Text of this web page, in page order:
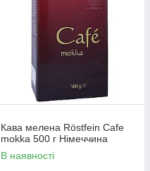
Кава мелена Röstfein Cafe
mokka 500 г Німеччина
В наявності